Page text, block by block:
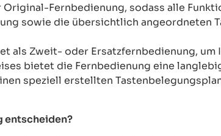
Original-Fernbedienung, sodass alle
sowie die übersichtlich angeordneten
als Zweit- oder Ersatzfernbedienung,
bietet die Fernbedienung eine
speziell erstellten
entscheiden?